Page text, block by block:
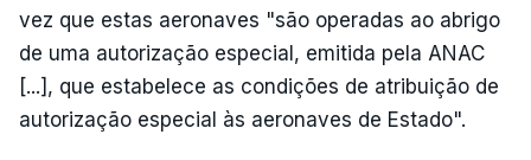
vez que estas aeronaves "são operadas ao abrigo
de uma autorização especial, emitida pela ANAC
[...], que estabelece as condições de atribuição de
autorização especial às aeronaves de Estado".